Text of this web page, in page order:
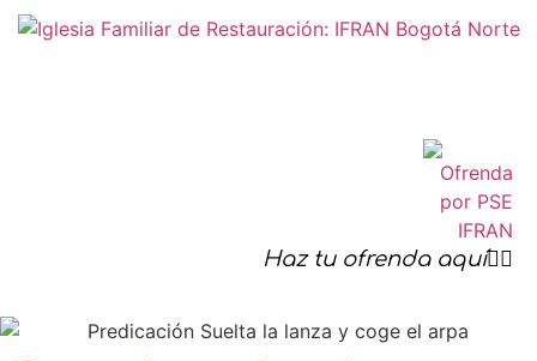
Haz tu ofrenda aquí☝🏻